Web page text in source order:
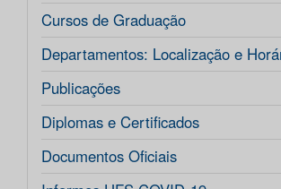
Cursos de Graduação
Departamentos: Localização e
Publicações
Diplomas e Certificados
Documentos Oficiais